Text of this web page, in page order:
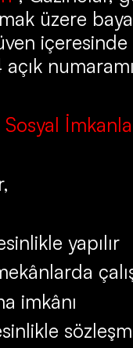
üzere
içeresinde
yapılır
imkânı